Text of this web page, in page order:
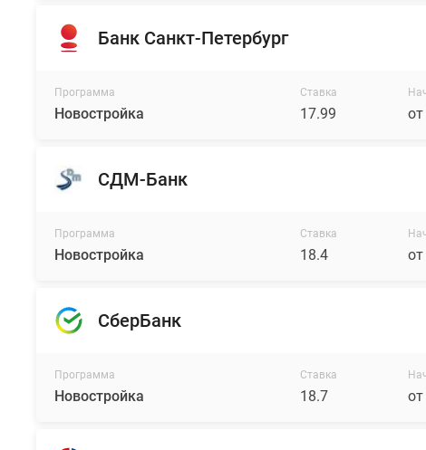
Банк Санкт-Петербург
Программа
Новостройка
Ставка
17.99
СДМ-Банк
Программа
Новостройка
Ставка
18.4 от
СберБанк
Программа
Новостройка
Ставка
18.7 от